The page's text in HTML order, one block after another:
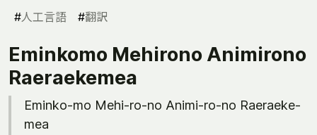
#人工言語 #翻訳
Eminkomo Mehirono Animirono
Raeraekemea
Eminko-mo Mehi-ro-no Animi-ro-no Raeraeke-
mea